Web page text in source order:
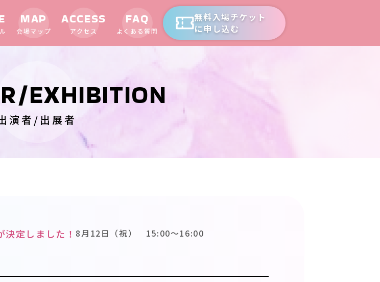
MAP
会場マップ
ACCESS
アクセス
FAQ
よくある質問
無料入場チケット
に申し込む
EXHIBITION
演者/出展者
決定しました！ 8月12日（祝） 15:00〜16:00